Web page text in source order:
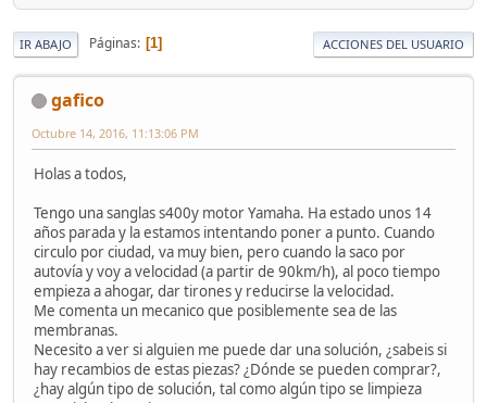
IR ABAJO Páginas 1 ACCIONES DEL USUARIO
gafico
Octubre 14, 2016, 11:13:06 PM
Holas a todos,
Tengo una sanglas s400y motor Yamaha. Ha estado unos 14
años parada y la estamos intentando poner a punto. Cuando
circulo por ciudad, va muy bien, pero cuando la saco por
autovía y voy a velocidad (a partir de 90km/h), al poco tiempo
empieza a ahogar, dar tirones y reducirse la velocidad.
Me comenta un mecanico que posiblemente sea de las
membranas.
Necesito a ver si alguien me puede dar una solución, ¿sabeis si
hay recambios de estas piezas? ¿Dónde se pueden comprar?,
¿hay algún tipo de solución, tal como algún tipo se limpieza